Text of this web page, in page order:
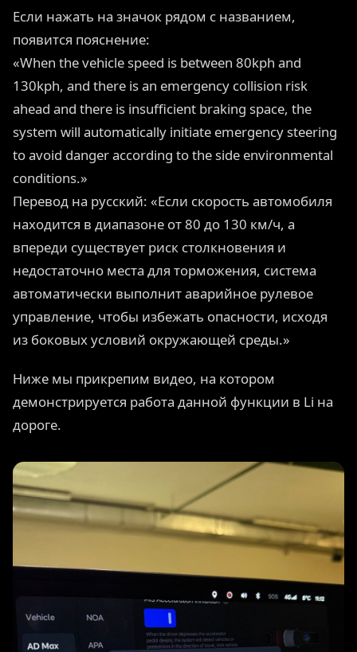
Если нажать на значок рядом с названием,
появится пояснение:
«When the vehicle speed is between 80kph and
130kph, and there is an emergency collision risk
ahead and there is insufficient braking space, the
system will automatically initiate emergency steering
to avoid danger according to the side environmental
conditions.»
Перевод на русский: «Если скорость автомобиля
находится в диапазоне от 80 до 130 км/ч, а
впереди существует риск столкновения и
недостаточно места для торможения, система
автоматически выполнит аварийное рулевое
управление, чтобы избежать опасности, исходя
из боковых условий окружающей среды.»
Ниже мы прикрепим видео, на котором
демонстрируется работа данной функции в Li на
дороге.